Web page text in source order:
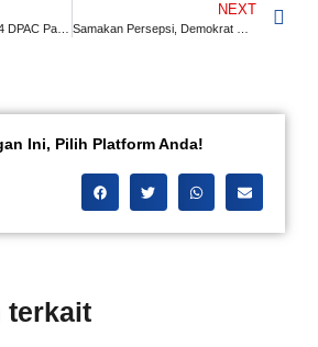
NEXT
Ini, Pilih Platform Anda!
terkait